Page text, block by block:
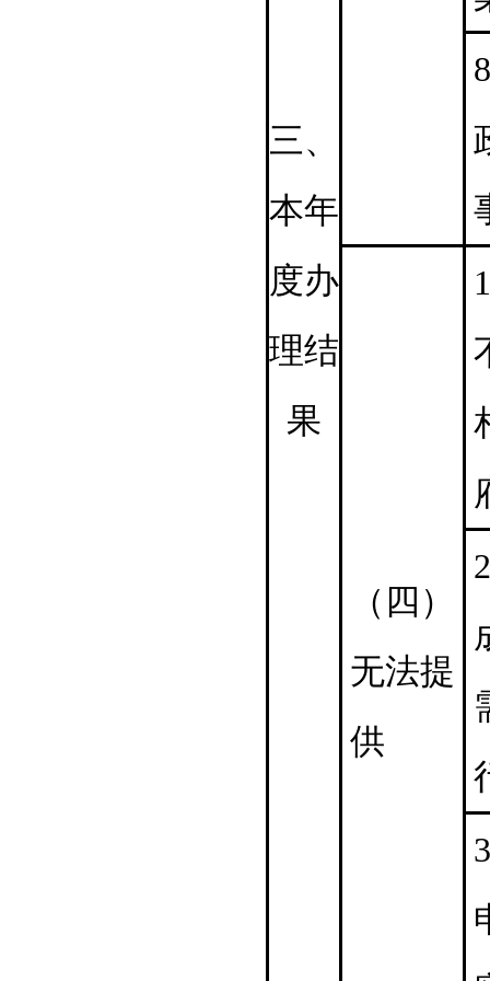
三、
本年
度办
理结
果
（四）
无法提
供